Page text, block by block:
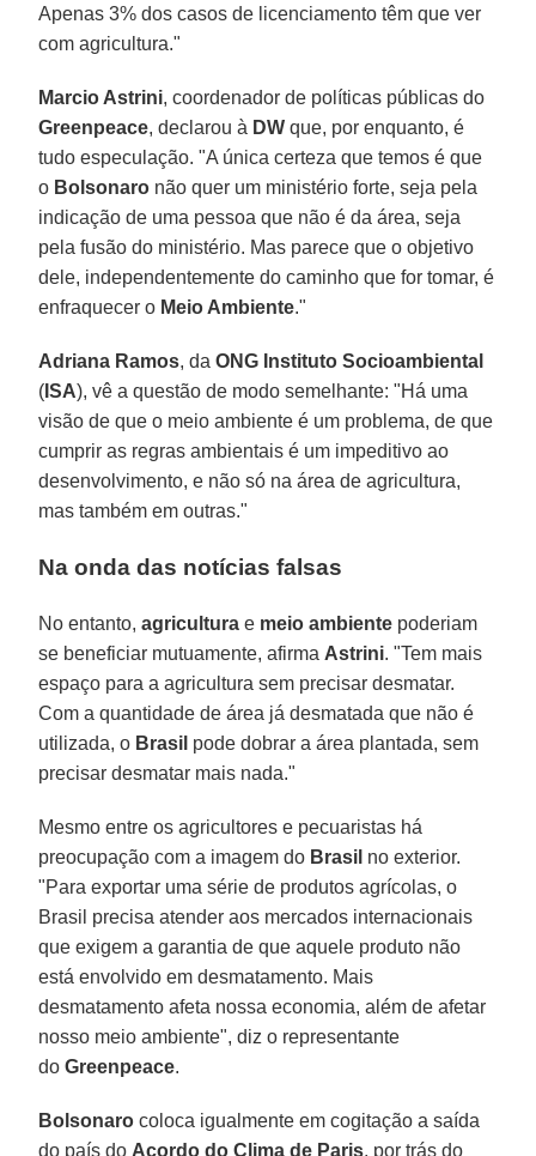
Apenas 3% dos casos de licenciamento têm que ver
com agricultura."
Marcio Astrini, coordenador de políticas públicas do
Greenpeace, declarou à DW que, por enquanto, é
tudo especulação. "A única certeza que temos é que
o Bolsonaro não quer um ministério forte, seja pela
indicação de uma pessoa que não é da área, seja
pela fusão do ministério. Mas parece que o objetivo
dele, independentemente do caminho que for tomar, é
enfraquecer o Meio Ambiente."
Adriana Ramos, daONG Instituto Socioambiental
( ISA), vê a questão de modo semelhante: "Há uma
visão de que o meio ambiente é um problema, de que
cumprir as regras ambientais é um impeditivo ao
desenvolvimento, e não só na área de agricultura,
mas também em outras."
Na onda das notícias falsas
No entanto,agricultura e meio ambiente poderiam
se beneficiar mutuamente, afirma Astrini. "Tem mais
espaço para a agricultura sem precisar desmatar.
Com a quantidade de área já desmatada que não é
utilizada, o Brasil pode dobrar a área plantada, sem
precisar desmatar mais nada."
Mesmo entre os agricultores e pecuaristas há
preocupação com a imagem do Brasil no exterior.
"Para exportar uma série de produtos agrícolas, o
Brasil precisa atender aos mercados internacionais
que exigem a garantia de que aquele produto não
está envolvido em desmatamento. Mais
desmatamento afeta nossa economia, além de afetar
nosso meio ambiente", diz o representante
doGreenpeace.
Bolsonaro coloca igualmente em cogitação a saída
do país do Acordo do Clima de Paris, por trás do